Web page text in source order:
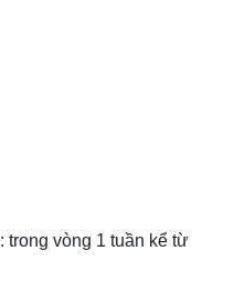
trong vòng 1 tuần kể từ